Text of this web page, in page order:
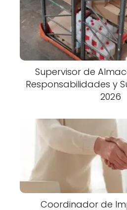
Supervisor de
Responsabilidades y
2026
Coordinador de